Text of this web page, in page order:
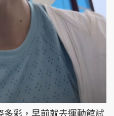
多彩，早前就去運動館試